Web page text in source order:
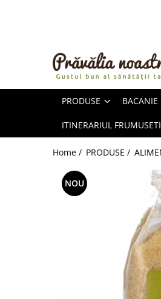
ULEIURI ȘI UNTURI
FRUCTE DESHIDRATATE
FRUCTE LA CONSERVĂ
OȚETURI ȘI SOSURI
CREME ȘI PASTE TARTINABILE
PRODUSE BACANIE
ITINERARIUL
Home / PRODUSE /
NOU